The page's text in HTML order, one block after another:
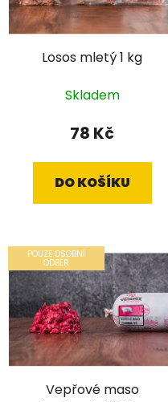
Losos mletý 1 kg
Skladem
78 Kč
DO KOŠÍKU
POUZE OSOBNÍ
ODBĚR
Vepřové maso